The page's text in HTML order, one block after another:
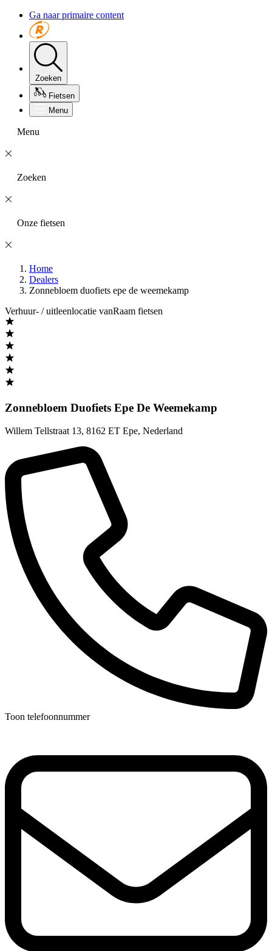
Ga naar primaire content
Zoeken
Fietsen
Menu
Menu
Zoeken
Onze fietsen
Home
Dealers
Zonnebloem duofiets epe de weemekamp
Verhuur- / uitleenlocatie vanRaam fietsen
Zonnebloem Duofiets Epe De Weemekamp
Willem Tellstraat 13, 8162 ET Epe, Nederland
Toon telefoonnummer